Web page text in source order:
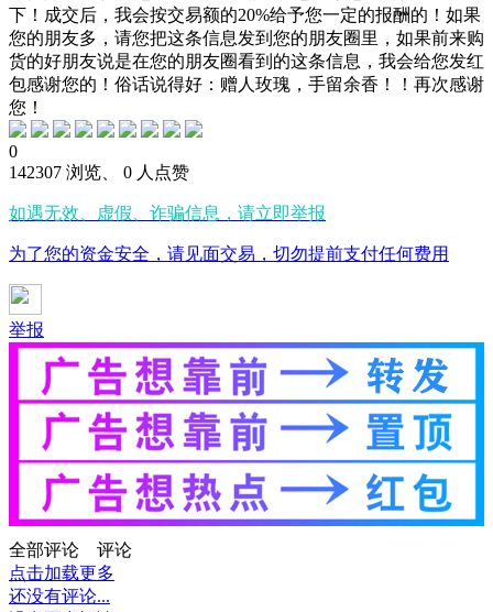
下！成交后，我会按交易额的20%给予您一定的报酬的！如果
您的朋友多，请您把这条信息发到您的朋友圈里，如果前来购
货的好朋友说是在您的朋友圈看到的这条信息，我会给您发红
包感谢您的！俗话说得好：赠人玫瑰，手留余香！！再次感谢
您！
0
142307 浏览、 0 人点赞
如遇无效、虚假、诈骗信息，请立即举报
为了您的资金安全，请见面交易，切勿提前支付任何费用
举报
全部评论
评论
点击加载更多
还没有评论...